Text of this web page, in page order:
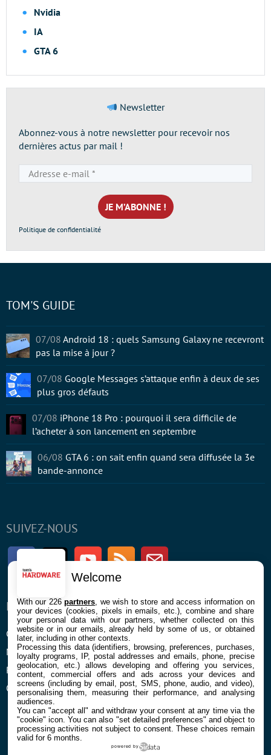
Nvidia
IA
GTA 6
Newsletter
Abonnez-vous à notre newsletter pour recevoir nos
dernières actus par mail !
e-
mail
*
Politique de confidentialité
SUIVEZ-NOUS
FacebookTwitter Youtube RSS Newsletter
ENTREPRISE
Confidentialité et Cookies
Mentions légales et CGU
Préférences Cookies
Qui sommes nous
À PROPOS
Contact
TOM'S GUIDE
07/08 Android 18 : quels Samsung Galaxy ne recevront
pas la mise à jour ?
07/08 Google Messages s’attaque enfin à deux de ses
plus gros défauts
07/08 iPhone 18 Pro : pourquoi il sera difficile de
l’acheter à son lancement en septembre
06/08 GTA 6 : on sait enfin quand sera diffusée la 3e
bande-annonce
Welcome
With our 226partners , we wish to store and access information on
your devices (cookies, pixels in emails, etc.), combine and share
your personal data with our partners, whether collected on this
website or in our emails, already held by some of us, or obtained
later, including in other contexts.
Processing this data (identifiers, browsing, preferences, purchases,
loyalty programs, IP, postal addresses and emails, phone, precise
geolocation, etc.) allows developing and offering you services,
content, commercial offers and ads across your devices and
screens (including by email, post, SMS, phone, audio, and video),
personalising them, measuring their performance, and analysing
audiences.
You can "accept all" and withdraw your consent at any time via the
"cookie" icon. You can also "set detailed preferences" and object to
processing activities not subject to consent. These choices remain
valid for 6 months.
powered by